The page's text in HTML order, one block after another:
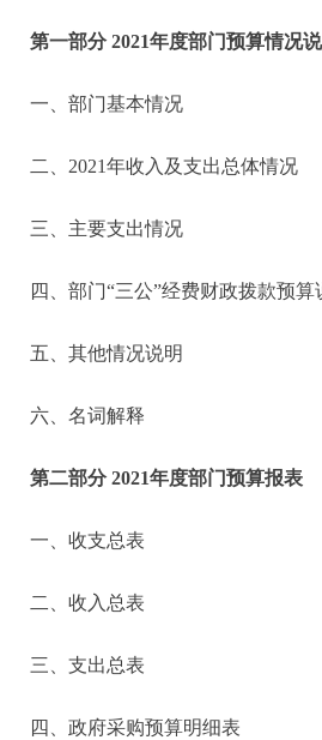
第一部分 2021年度部门预算情况
一、部门基本情况
二、2021年收入及支出总体情况
三、主要支出情况
四、部门“三公”经费财政拨款预算
五、其他情况说明
六、名词解释
第二部分 2021年度部门预算报表
一、收支总表
二、收入总表
三、支出总表
四、政府采购预算明细表